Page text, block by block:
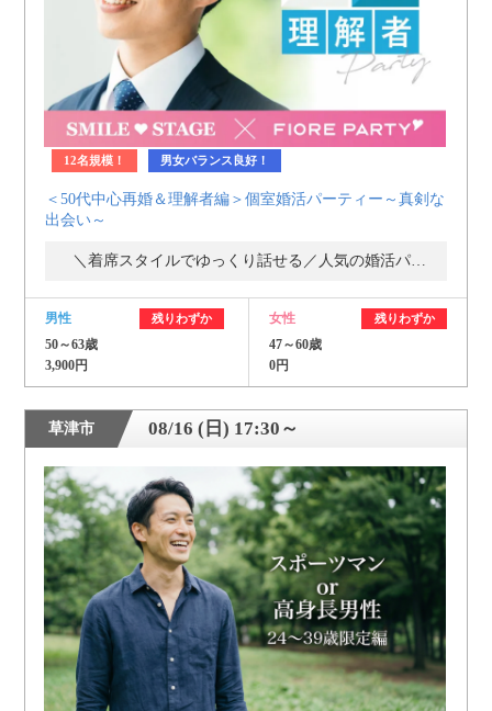
12名規模！ 男女バランス良好！
＜50代中心再婚＆理解者編＞個室婚活パーティー～真剣な
出会い～
男性 残りわずか
50～63歳
3,900円
女性 残りわずか
47～60歳
0円
草津市 08/16 (日) 17:30～